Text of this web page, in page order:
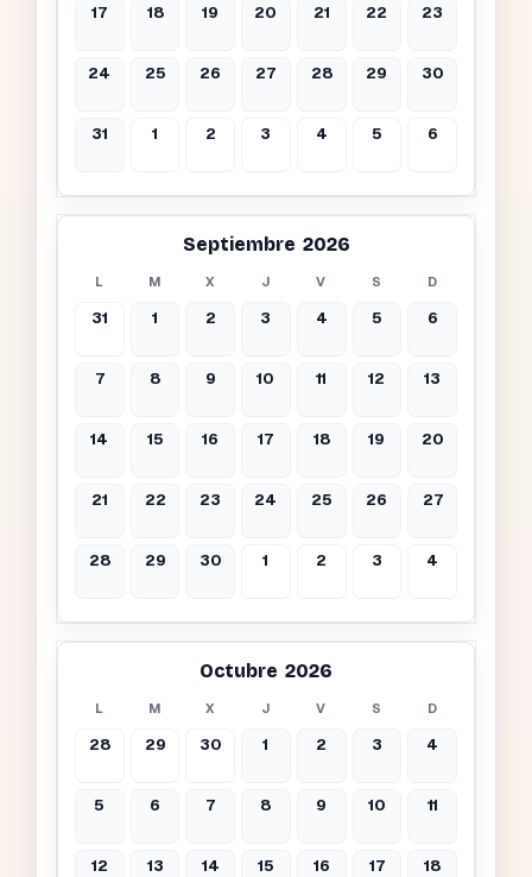
17 18 19 20 21 22 23
24 25 26 27 28 29 30
31 1 2 3 4 5 6
Septiembre 2026
L M X J V S D
31 1 2 3 4 5 6
7 8 9 10 11 12 13
14 15 16 17 18 19 20
21 22 23 24 25 26 27
28 29 30 1 2 3 4
Octubre 2026
L M X J V S D
28 29 30 1 2 3 4
5 6 7 8 9 10 11
12 13 14 15 16 17 18